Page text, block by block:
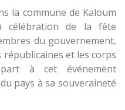
la commune de Kaloum
de la fête
du gouvernement,
et les corps
à cet événement
pays à sa souveraineté